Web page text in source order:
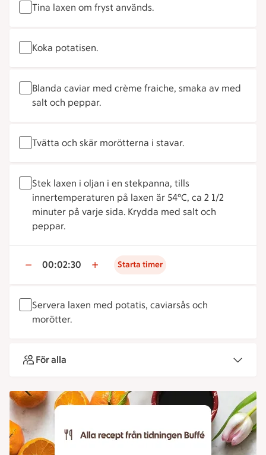
Tina laxen om fryst används.
Koka potatisen.
Blanda caviar med crème fraiche, smaka av med
salt och peppar.
Tvätta och skär morötterna i stavar.
Stek laxen i oljan i en stekpanna, tills
innertemperaturen på laxen är 54°C, ca 2 1/2
minuter på varje sida. Krydda med salt och
peppar.
00:02:30 Starta timer
Servera laxen med potatis, caviarsås och
morötter.
För alla